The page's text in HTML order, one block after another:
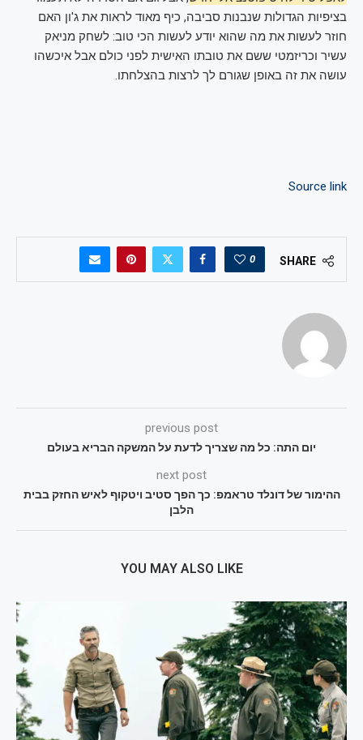
בציפיות הגדולות שנבנות סביבה, כיף מאוד לראות את ג'ון האם
חוזר לעשות את מה שהוא יודע לעשות הכי טוב: לשחק מניאק
עשיר וכריזמטי ששם את טובתו האישית לפני כולם אבל איכשהו
עושה את זה באופן שגורם לך לרצות בהצלחתו.
Source link
SHARE
0
previous post
יום התה: כל מה שצריך לדעת על המשקה הבריא בעולם
next post
ההימור של דונלד טראמפ: כך הפך סטיב ויטקוף לאיש החזק בבית
הלבן
YOU MAY ALSO LIKE